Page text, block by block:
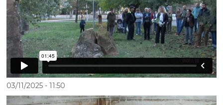
03/11/2025- 11:50